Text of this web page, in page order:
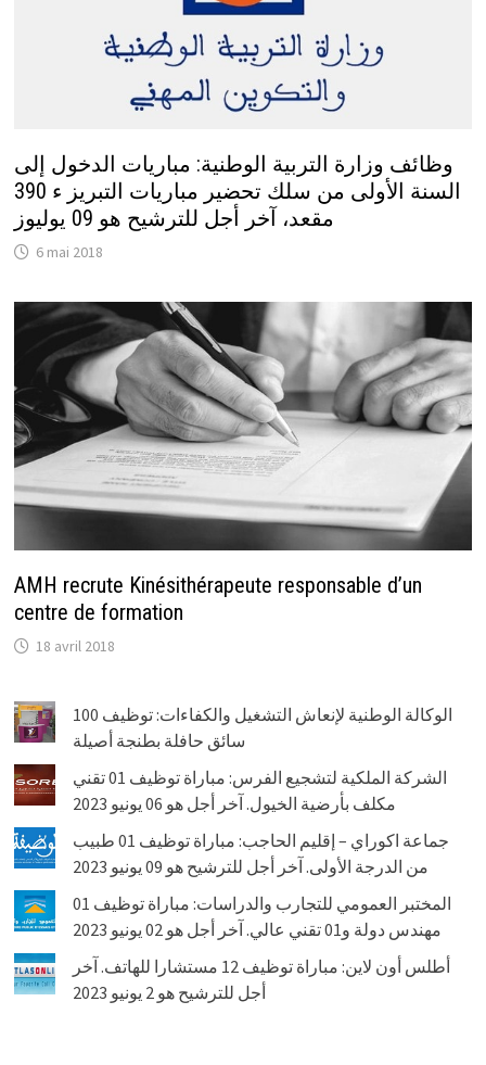
وظائف وزارة التربية الوطنية: مباريات الدخول إلى
السنة الأولى من سلك تحضير مباريات التبريز ء 390
مقعد، آخر أجل للترشيح هو 09 يوليوز
6 mai 2018
AMH recrute Kinésithérapeute responsable d’un
centre de formation
18 avril 2018
الوكالة الوطنية لإنعاش التشغيل والكفاءات: توظيف 100
سائق حافلة بطنجة أصيلة
الشركة الملكية لتشجيع الفرس: مباراة توظيف 01 تقني
مكلف بأرضية الخيول. آخر أجل هو 06 يونيو 2023
جماعة اكوراي – إقليم الحاجب: مباراة توظيف 01 طبيب
من الدرجة الأولى. آخر أجل للترشيح هو 09 يونيو 2023
المختبر العمومي للتجارب والدراسات: مباراة توظيف 01
مهندس دولة و01 تقني عالي. آخر أجل هو 02 يونيو 2023
أطلس أون لاين: مباراة توظيف 12 مستشارا للهاتف. آخر
أجل للترشيح هو 2 يونيو 2023